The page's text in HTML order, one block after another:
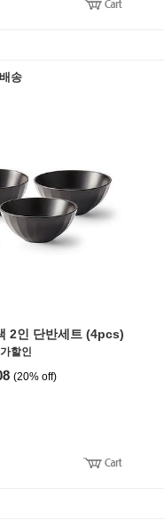
송
2인 단반세트 (4pcs)
할인
(20% off)